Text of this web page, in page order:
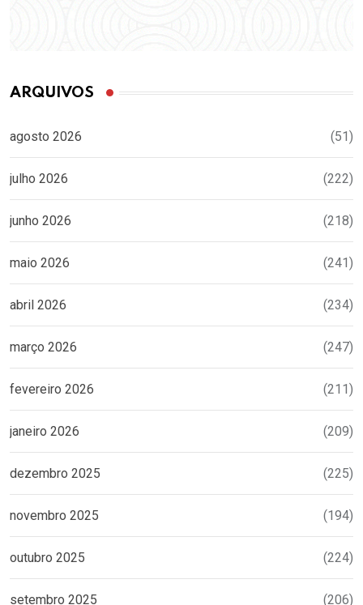
ARQUIVOS
agosto 2026 (51)
julho 2026 (222)
junho 2026 (218)
maio 2026 (241)
abril 2026 (234)
março 2026 (247)
fevereiro 2026 (211)
janeiro 2026 (209)
dezembro 2025 (225)
novembro 2025 (194)
outubro 2025 (224)
setembro 2025 (206)